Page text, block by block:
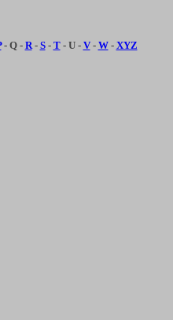
- Q - R- S- T- U - V- W- XYZ